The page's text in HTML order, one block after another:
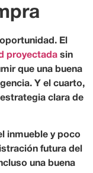
El
proyectada sin
que una buena
Y el cuarto,
clara de
inmueble y poco
futura del
una buena